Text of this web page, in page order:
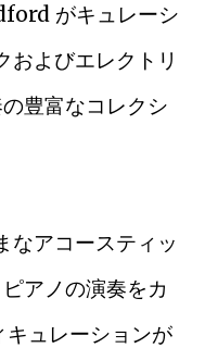
がキュレーシ
およびエレクトリ
豊富なコレクシ
なアコースティッ
アノの演奏をカ
ュレーションが